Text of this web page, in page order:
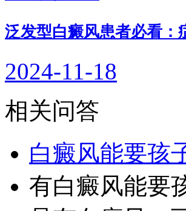
泛发型白癜风患者必看：
2024-11-18
相关问答
白癜风能要孩
有白癜风能要